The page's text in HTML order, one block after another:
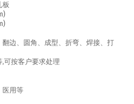
板
边、圆角、成型、折弯、焊接、打
可按客户要求处理
医用等